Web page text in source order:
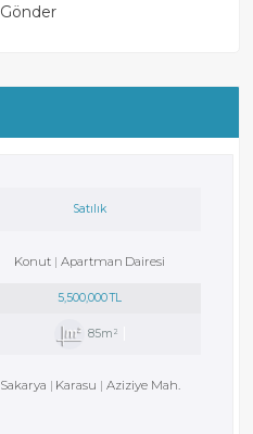
Gönder
Satılık
Konut Apartman Dairesi
5,500,000 TL
85m²
Sakarya Karasu Aziziye Mah.